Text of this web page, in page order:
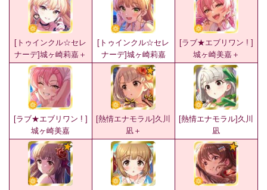
[トゥインクル☆セレ
ナーデ]城ヶ崎莉嘉＋
[トゥインクル☆セレ
ナーデ]城ヶ崎莉嘉
[ラブ★エブリワン ! ]
城ヶ崎美嘉＋
[ラブ★エブリワン ! ]
城ヶ崎美嘉
[熱情エナモラル]久川
凪＋
[熱情エナモラル]久川
凪